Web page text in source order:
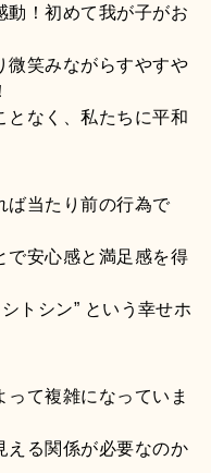
動！初めて我が子がお
微笑みながらすやすや
となく、私たちに平和
ば当たり前の行為で
で安心感と満足感を得
トシン” という幸せホ
て複雑になっていま
える関係が必要なのか